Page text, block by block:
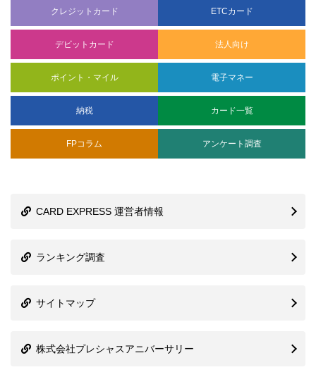
クレジットカード ETCカード
デビットカード 法人向け
ポイント・マイル 電子マネー
納税 カード一覧
FPコラム アンケート調査
CARD EXPRESS 運営者情報
ランキング調査
サイトマップ
株式会社プレシャスアニバーサリー